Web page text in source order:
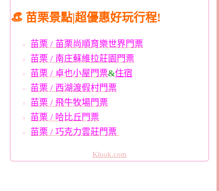
👒 苗栗景點|超優惠好玩行程!
苗栗 / 苗栗尚順育樂世界門票
苗栗 / 南庄蘇維拉莊園門票
苗栗 / 卓也小屋門票&住宿
苗栗 / 西湖渡假村門票
苗栗 / 飛牛牧場門票
苗栗 / 哈比丘門票
苗栗 / 巧克力雲莊門票
Klook.com